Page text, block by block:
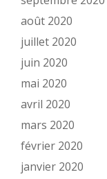
août 2020
juillet 2020
juin 2020
mai 2020
avril 2020
mars 2020
février 2020
janvier 2020